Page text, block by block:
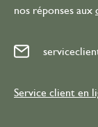
nos réponses aux
Service client en